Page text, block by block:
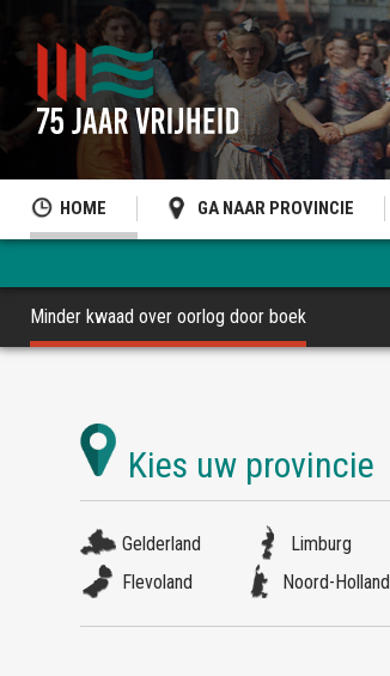
HOME GA NAAR PROVINCIE
Minder kwaad over oorlog door boek
Gelderland Limburg
Flevoland
Noord-Holland